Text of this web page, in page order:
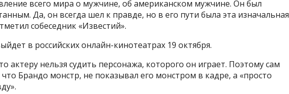
всего мира о мужчине, об американском мужчине. Он был
Да, он всегда шел к правде, но в его пути была эта изначальная
собеседник «Известий».
в российских онлайн-кинотеатрах 19 октября.
актеру нельзя судить персонажа, которого он играет. Поэтому сам
Брандо монстр, не показывал его монстром в кадре, а «просто